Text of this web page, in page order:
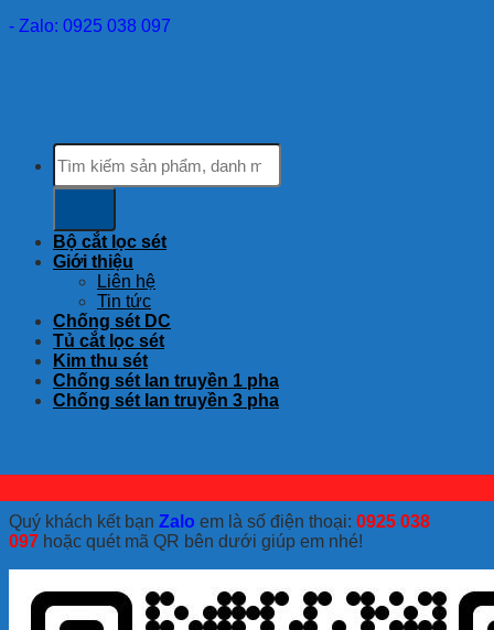
- Zalo: 0925 038 097
Tìm
kiếm:
Bộ cắt lọc sét
Giới thiệu
Liên hệ
Tin tức
Chống sét DC
Tủ cắt lọc sét
Kim thu sét
Chống sét lan truyền 1 pha
Chống sét lan truyền 3 pha
Quý khách kết bạn Zalo em là số điện thoại: 0925 038
097 hoặc quét mã QR bên dưới giúp em nhé!